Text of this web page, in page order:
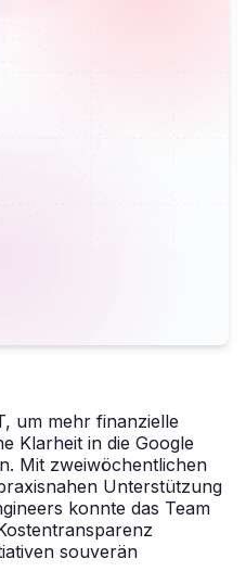
um mehr finanzielle
Klarheit in die Google
Mit zweiwöchentlichen
Unterstützung
konnte das Team
souverän